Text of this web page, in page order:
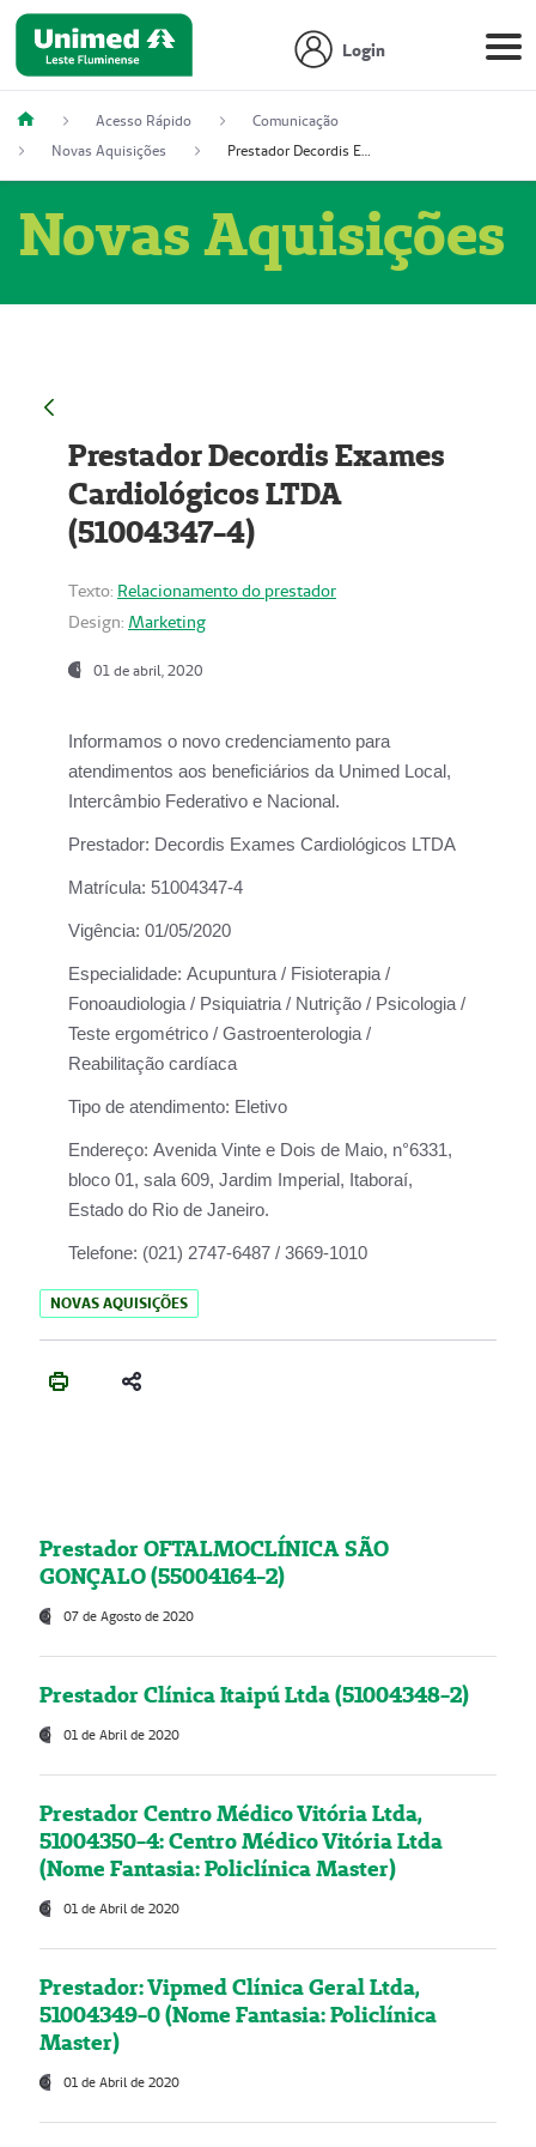
Login
Acesso Rápido
Comunicação
Novas Aquisições
Prestador Decordis Exames Cardiológicos LTDA (51004347-4)
Novas Aquisições
Prestador Decordis Exames
Cardiológicos LTDA
(51004347-4)
Texto: Relacionamento do prestador
Design: Marketing
01 de abril, 2020
Informamos o novo credenciamento para
atendimentos aos beneficiários da Unimed Local,
Intercâmbio Federativo e Nacional.
Prestador: Decordis Exames Cardiológicos LTDA
Matrícula: 51004347-4
Vigência: 01/05/2020
Especialidade: Acupuntura / Fisioterapia /
Fonoaudiologia / Psiquiatria / Nutrição / Psicologia /
Teste ergométrico / Gastroenterologia /
Reabilitação cardíaca
Tipo de atendimento: Eletivo
Endereço: Avenida Vinte e Dois de Maio, n°6331,
bloco 01, sala 609, Jardim Imperial, Itaboraí,
Estado do Rio de Janeiro.
Telefone: (021) 2747-6487 / 3669-1010
NOVAS AQUISIÇÕES
Prestador OFTALMOCLÍNICA SÃO
GONÇALO (55004164-2)
07 de Agosto de 2020
Prestador Clínica Itaipú Ltda (51004348-2)
01 de Abril de 2020
Prestador Centro Médico Vitória Ltda,
51004350-4: Centro Médico Vitória Ltda
(Nome Fantasia: Policlínica Master)
01 de Abril de 2020
Prestador: Vipmed Clínica Geral Ltda,
51004349-0 (Nome Fantasia: Policlínica
Master)
01 de Abril de 2020